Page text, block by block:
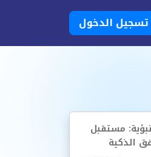
تسجيل الدخول
مستقبل
الذكية